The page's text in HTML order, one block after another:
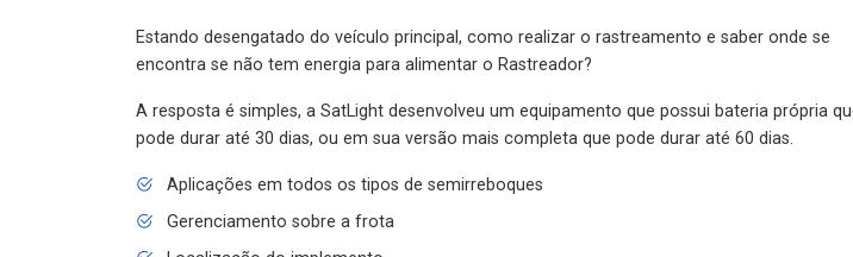
Estando desengatado do veículo principal, como realizar o rastreamento e saber onde se
encontra se não tem energia para alimentar o Rastreador?
A resposta é simples, a SatLight desenvolveu um equipamento que possui bateria própria que
pode durar até 30 dias, ou em sua versão mais completa que pode durar até 60 dias.
Aplicações em todos os tipos de semirreboques
Gerenciamento sobre a frota
Localização do implemento